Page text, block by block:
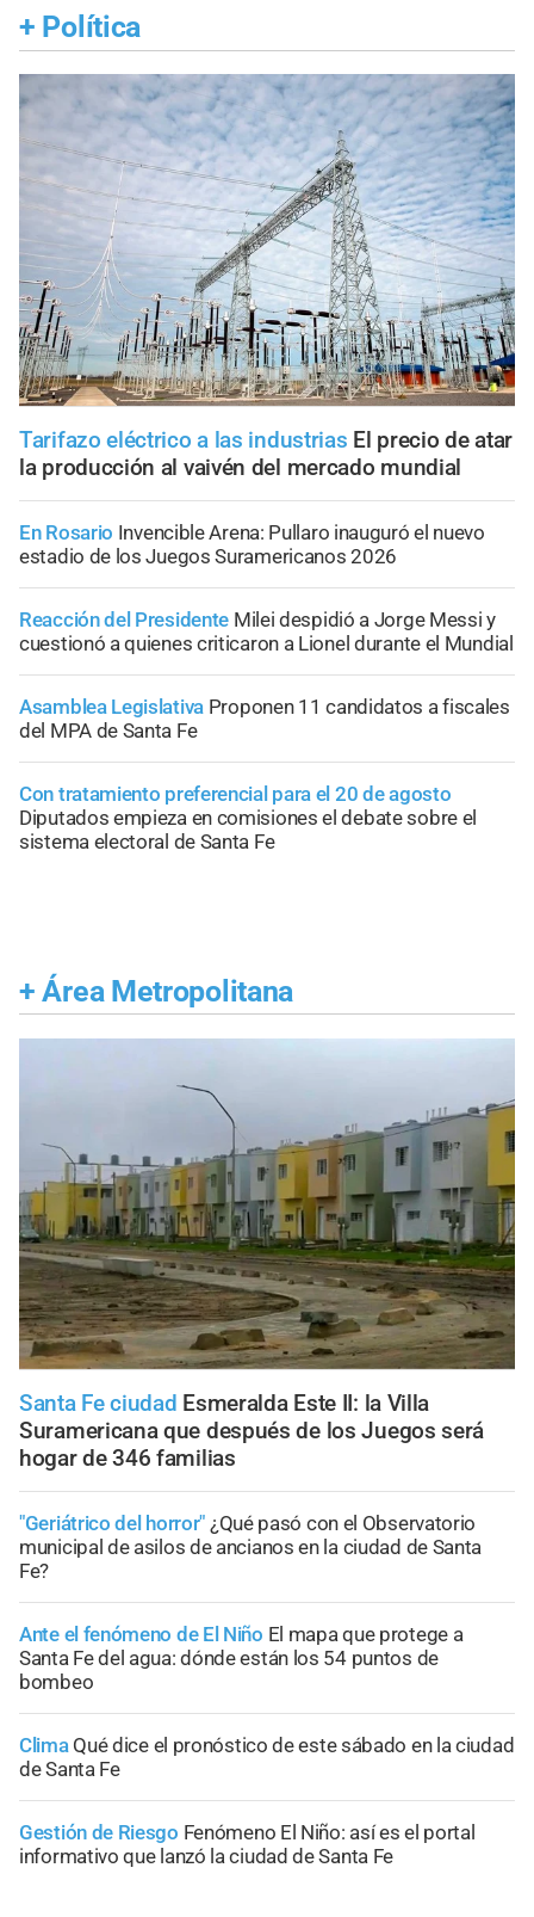
+ Política
Tarifazo eléctrico a las industrias El precio de atar
la producción al vaivén del mercado mundial
En Rosario Invencible Arena: Pullaro inauguró el nuevo
estadio de los Juegos Suramericanos 2026
Reacción del Presidente Milei despidió a Jorge Messi y
cuestionó a quienes criticaron a Lionel durante el Mundial
Asamblea Legislativa Proponen 11 candidatos a fiscales
del MPA de Santa Fe
Con tratamiento preferencial para el 20 de agosto
Diputados empieza en comisiones el debate sobre el
sistema electoral de Santa Fe
+ Área Metropolitana
Santa Fe ciudad Esmeralda Este II: la Villa
Suramericana que después de los Juegos será
hogar de 346 familias
"Geriátrico del horror" ¿Qué pasó con el Observatorio
municipal de asilos de ancianos en la ciudad de Santa
Fe?
Ante el fenómeno de El Niño El mapa que protege a
Santa Fe del agua: dónde están los 54 puntos de
bombeo
Clima Qué dice el pronóstico de este sábado en la ciudad
de Santa Fe
Gestión de Riesgo Fenómeno El Niño: así es el portal
informativo que lanzó la ciudad de Santa Fe